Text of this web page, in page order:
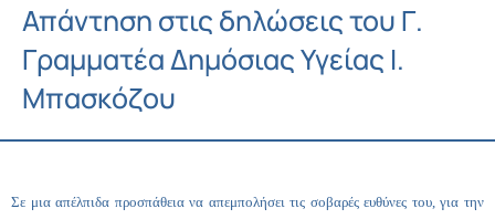
Απάντηση στις δηλώσεις του Γ.
Γραμματέα Δημόσιας Υγείας Ι.
Μπασκόζου
Σε μια απέλπιδα προσπάθεια να απεμπολήσει τις σοβαρές ευθύνες του, για την